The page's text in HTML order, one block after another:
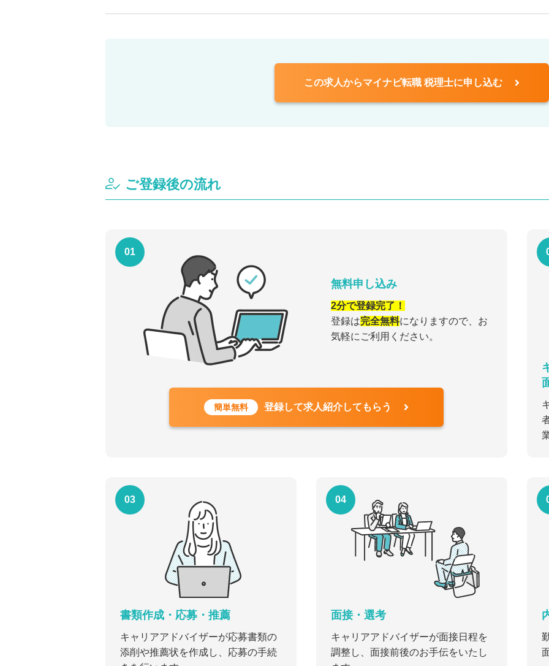
この求人からマイナビ転職 税理士に申し込む
ご登録後の流れ
01
無料申し込み
2分で登録完了！
登録は完全無料になりますので、お
気軽にご利用ください。
簡単無料 登録して求人紹介してもらう
03
書類作成・応募・推薦
キャリアアドバイザーが応募書類の
添削や推薦状を作成し、応募の手続
04
面接・選考
キャリアアドバイザーが面接日程を
調整し、面接前後のお手伝をいたし